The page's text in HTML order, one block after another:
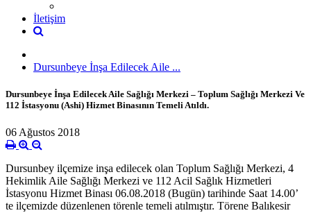
İletişim
Dursunbeye İnşa Edilecek Aile ...
Dursunbeye İnşa Edilecek Aile Sağlığı Merkezi – Toplum Sağlığı Merkezi Ve
112 İstasyonu (Ashi) Hizmet Binasının Temeli Atıldı.
06 Ağustos 2018
Dursunbey ilçemize inşa edilecek olan Toplum Sağlığı Merkezi, 4
Hekimlik Aile Sağlığı Merkezi ve 112 Acil Sağlık Hizmetleri
İstasyonu Hizmet Binası 06.08.2018 (Bugün) tarihinde Saat 14.00’
te ilçemizde düzenlenen törenle temeli atılmıştır. Törene Balıkesir